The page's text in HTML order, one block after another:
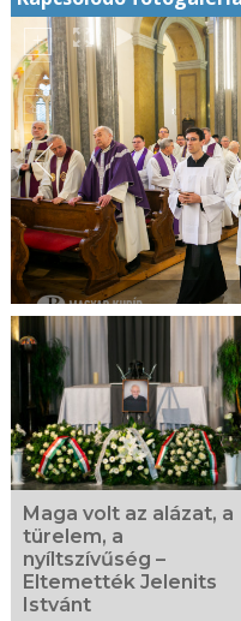
Maga volt az alázat, a
türelem, a
nyíltszívűség –
Eltemették Jelenits
Istvánt